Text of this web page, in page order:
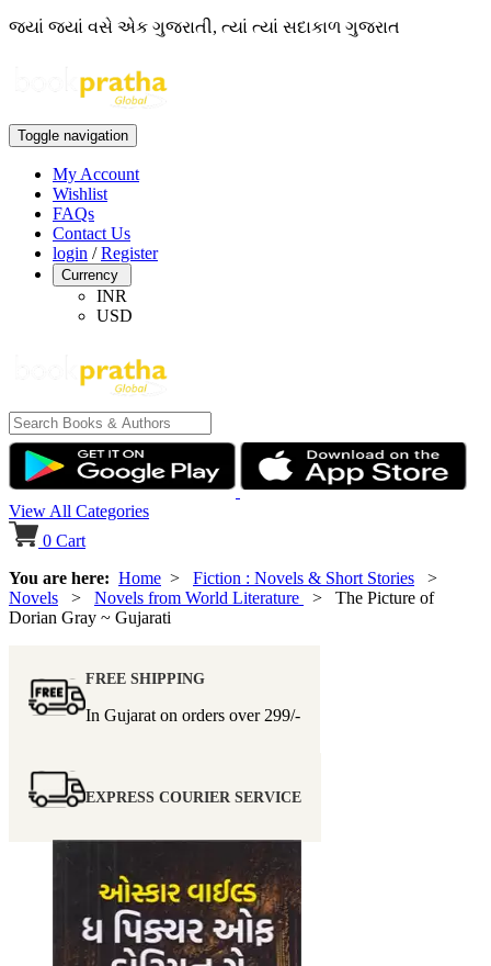
જ્યાં જ્યાં વસે એક ગુજરાતી, ત્યાં ત્યાં સદાકાળ ગુજરાત
Toggle navigation
My Account
Wishlist
FAQs
Contact Us
login /Register
Currency
INR
USD
View All Categories
0 Cart
You are here: Home > Fiction : Novels & Short Stories >
Novels > Novels from World Literature
> The Picture of
Dorian Gray ~ Gujarati
FREE SHIPPING
In Gujarat on orders over 299/-
EXPRESS COURIER SERVICE